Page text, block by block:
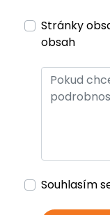
Stránky
obsah
Souhlasím